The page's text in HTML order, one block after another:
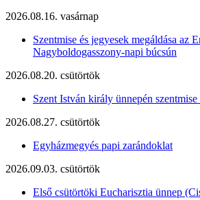
2026.08.16. vasárnap
Szentmise és jegyesek megáldása az
Nagyboldogasszony-napi búcsún
2026.08.20. csütörtök
Szent István király ünnepén
2026.08.27. csütörtök
Egyházmegyés papi zarándoklat
2026.09.03. csütörtök
Első csütörtöki Eucharisztia ünnep